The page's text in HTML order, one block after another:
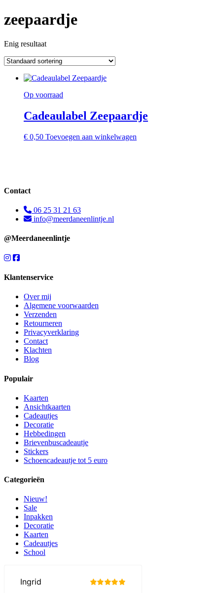
zeepaardje
Enig resultaat
Op voorraad
Cadeaulabel Zeepaardje
€ 0,50 Toevoegen aan winkelwagen
Contact
06 25 31 21 63
info@meerdaneenlintje.nl
@Meerdaneenlintje
Klantenservice
Over mij
Algemene voorwaarden
Verzenden
Retourneren
Privacyverklaring
Contact
Klachten
Blog
Populair
Kaarten
Ansichtkaarten
Cadeautjes
Decoratie
Hebbedingen
Brievenbuscadeautje
Stickers
Schoencadeautje tot 5 euro
Categorieën
Nieuw!
Sale
Inpakken
Decoratie
Kaarten
Cadeautjes
School